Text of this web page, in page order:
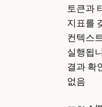
토큰과
지표를
컨텍스
실행됩
결과 확
없음